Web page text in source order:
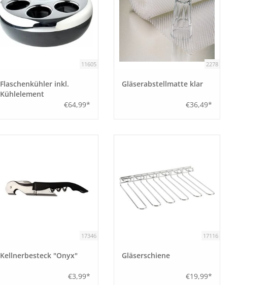
11605
Flaschenkühler inkl.
Kühlelement
€64,99*
2278
Gläserabstellmatte klar
€36,49*
17346
Kellnerbesteck "Onyx"
€3,99*
17116
Gläserschiene
€19,99*